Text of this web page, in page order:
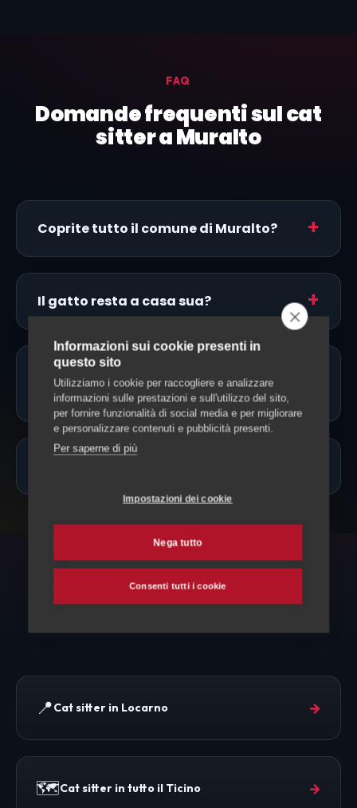
FAQ
Domande frequenti sul cat
sitter a Muralto
Coprite tutto il comune di Muralto?
Il gatto resta a casa sua?
Il cat sitter può somministrare
farmaci?
Altri servizi per il tuo gatto
📍Cat sitter in Locarno →
🗺️Cat sitter in tutto il Ticino →
Informazioni sui cookie presenti in
questo sito
Utilizziamo i cookie per raccogliere e analizzare
informazioni sulle prestazioni e sull'utilizzo del sito,
per fornire funzionalità di social media e per migliorare
e personalizzare contenuti e pubblicità presenti.
Per saperne di più
Impostazioni dei cookie
Nega tutto
Consenti tutti i cookie